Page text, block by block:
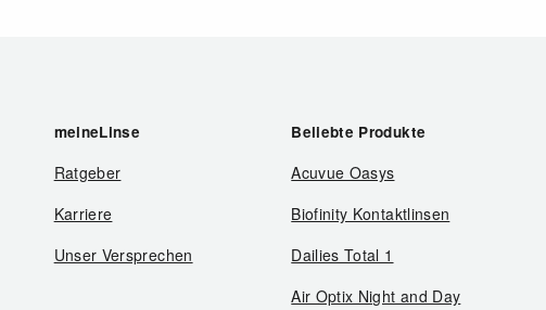
meineLinse
Ratgeber
Karriere
Unser Versprechen
Beliebte Produkte
Acuvue Oasys
Biofinity Kontaktlinsen
Dailies Total 1
Air Optix Night and Day